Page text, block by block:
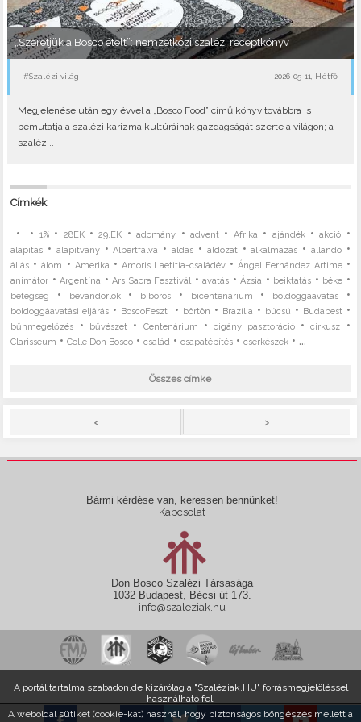
A weboldal sütiket (cookie-kat) használ, hogy biztonságos böngészés mellett a
„Szeretjük a Bosco ételt”: nemzetközi szalézi receptkönyv
#Szalézi világ 2026-05-11, Hétfő
Megjelenése után egy évvel a „Bosco Food” című könyv továbbra is
bemutatja a szalézi karizma kultúráinak gazdagságát szerte a világon; a
szalézi..
Címkék
• • 1%• 28EK•29.EK •adomány •advent • Afrika • ajándék•akció •
alapítás • alapítvány•Albertfalva •áldás • áldozat •alkalmazás • állandó•
állás •álom • Amerika • Amoris Laetitia-családév •Ángel Fernández Artime•
animátor •Argentína •Ars Sacra Fesztivál •avatás •Ázsia • beiktatás • béke •
betegség • bevándorlók• bíboros • bicentenárium • boldoggáavatás•
boldoggáavatási eljárás • BoscoFeszt • börtön • Brazília • búcsú • Budapest •
bűnmegelőzés • bűvészet • Centenárium •cigány pasztoráció•cirkusz •
Clarisseum •Colle Don Bosco •család •csapatépítés •cserkészek • ...
Összes címke
< >
Bármi kérdése van, keressen bennünket!
Kapcsolat
Don Bosco Szalézi Társasága
1032 Budapest, Bécsi út 173.
info@szaleziak.hu
A portál tartalma szabadon,de kizárólag a "Szaléziak.HU" forrásmegjelöléssel
használható fel!